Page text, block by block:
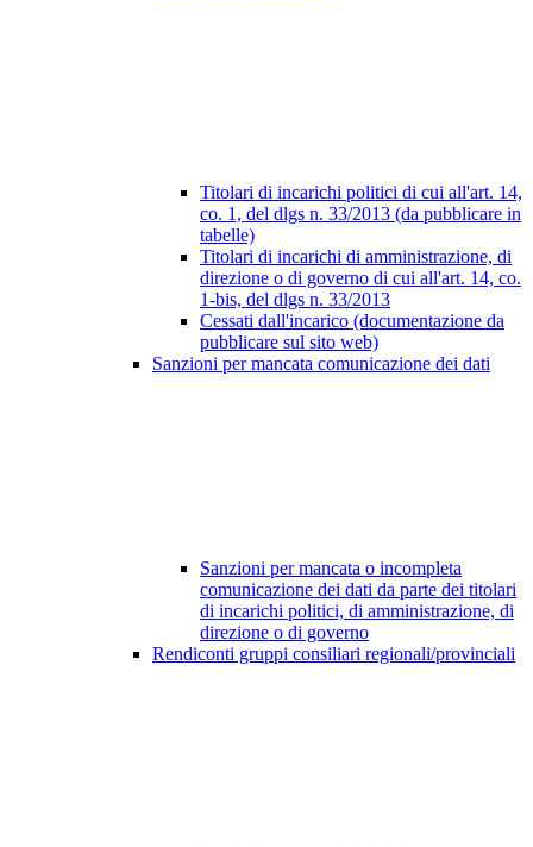
Titolari di incarichi politici di cui all'art. 14,
co. 1, del dlgs n. 33/2013 (da pubblicare in
tabelle)
Titolari di incarichi di amministrazione, di
direzione o di governo di cui all'art. 14, co.
1-bis, del dlgs n. 33/2013
Cessati dall'incarico (documentazione da
pubblicare sul sito web)
Sanzioni per mancata comunicazione dei dati
Sanzioni per mancata o incompleta
comunicazione dei dati da parte dei titolari
di incarichi politici, di amministrazione, di
direzione o di governo
Rendiconti gruppi consiliari regionali/provinciali